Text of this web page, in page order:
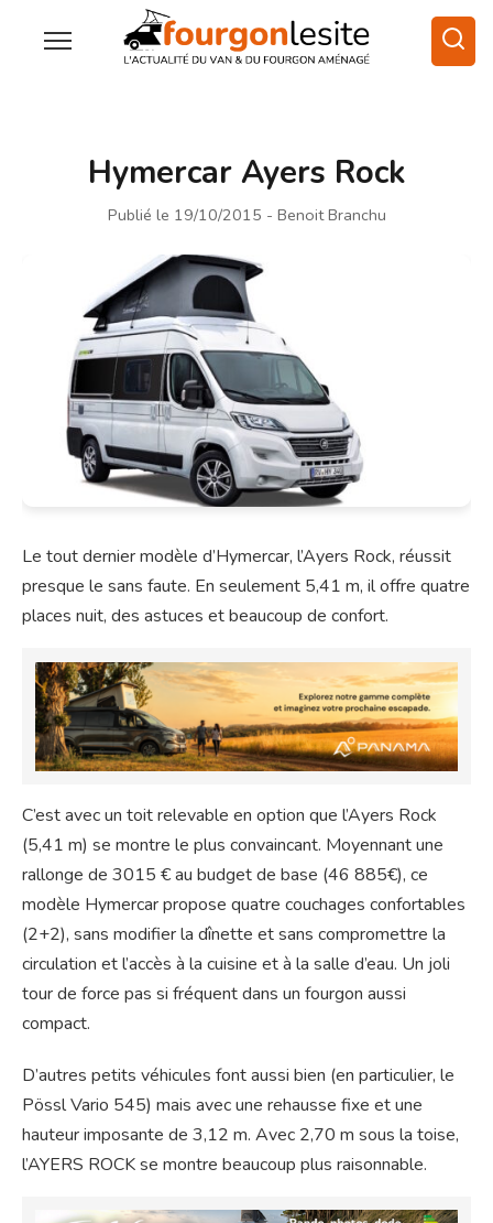
Hymercar Ayers Rock
Publié le 19/10/2015 - Benoit Branchu
Le tout dernier modèle d’Hymercar, l’Ayers Rock, réussit
presque le sans faute. En seulement 5,41 m, il offre quatre
places nuit, des astuces et beaucoup de confort.
C’est avec un toit relevable en option que l’Ayers Rock
(5,41 m) se montre le plus convaincant. Moyennant une
rallonge de 3015 € au budget de base (46 885€), ce
modèle Hymercar propose quatre couchages confortables
(2+2), sans modifier la dînette et sans compromettre la
circulation et l’accès à la cuisine et à la salle d’eau. Un joli
tour de force pas si fréquent dans un fourgon aussi
compact.
D’autres petits véhicules font aussi bien (en particulier, le
Pössl Vario 545) mais avec une rehausse fixe et une
hauteur imposante de 3,12 m. Avec 2,70 m sous la toise,
l’AYERS ROCK se montre beaucoup plus raisonnable.